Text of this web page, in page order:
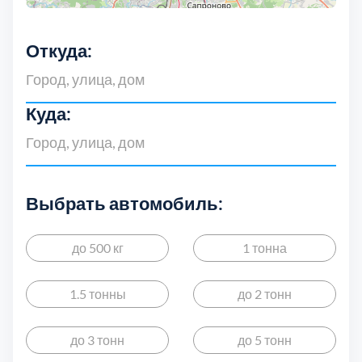
Откуда:
Куда:
Выбрать автомобиль:
до 500 кг 1 тонна
1.5 тонны до 2 тонн
до 3 тонн до 5 тонн
Долгопрудный
Дубна
Зеленоградский
Истринский
Каширский